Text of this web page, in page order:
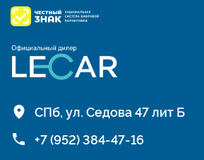
СПб, ул. Седова 47 лит Б
+7 (952) 384-47-16